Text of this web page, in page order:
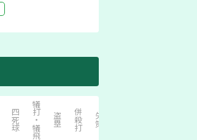
四死球 犠打・犠飛 盗塁 併殺打 失策